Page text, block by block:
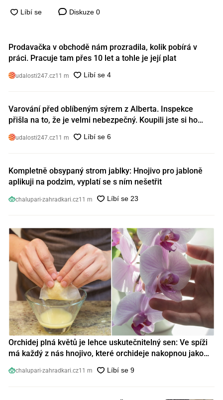
Diskuze 0
Prodavačka v obchodě nám prozradila, kolik pobírá v
práci. Pracuje tam přes 10 let a tohle je její plat
udalosti247.cz11 m
Varování před oblíbeným sýrem z Alberta. Inspekce
přišla na to, že je velmi nebezpečný. Koupili jste si ho
udalosti247.cz11 m
Kompletně obsypaný strom jablky: Hnojivo pro jabloně
aplikuji na podzim, vyplatí se s ním nešetřit
chalupari-zahradkari.cz11 m
Orchidej plná květů je lehce uskutečnitelný sen: Ve spíži
má každý z nás hnojivo, které orchideje nakopnou jako
chalupari-zahradkari.cz11 m